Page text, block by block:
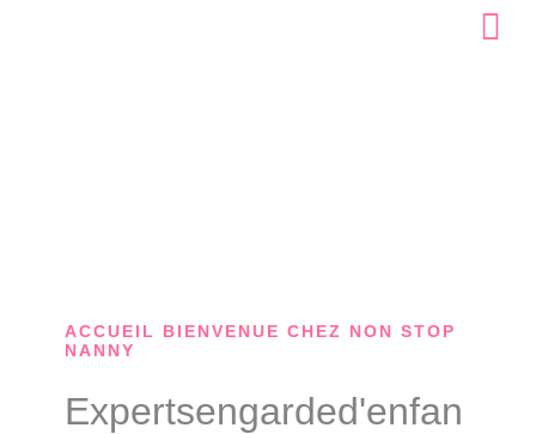
ACCUEIL BIENVENUE CHEZ NON STOP
NANNY
Expertsengarded'enfan